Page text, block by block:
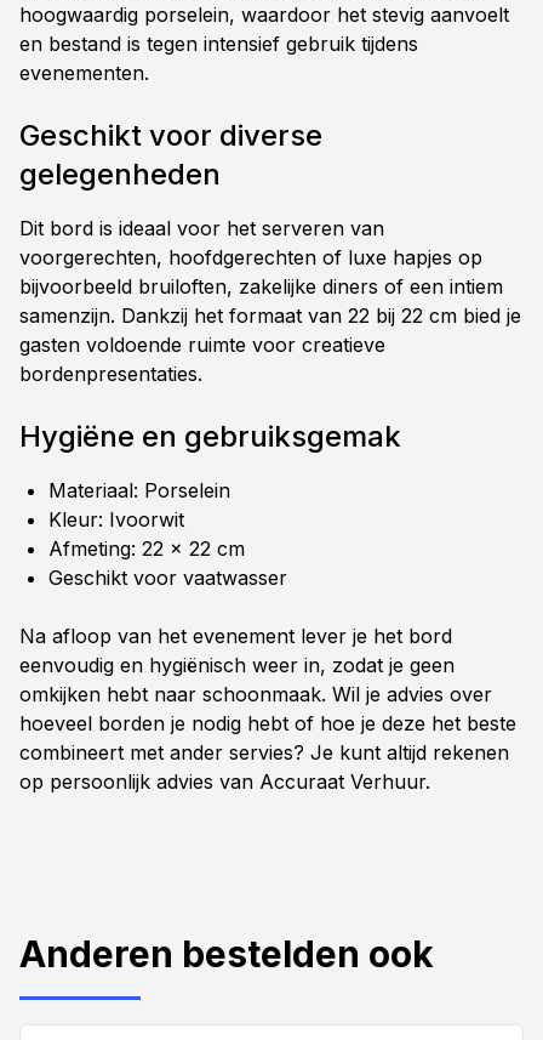
hoogwaardig porselein, waardoor het stevig aanvoelt
en bestand is tegen intensief gebruik tijdens
evenementen.
Geschikt voor diverse
gelegenheden
Dit bord is ideaal voor het serveren van
voorgerechten, hoofdgerechten of luxe hapjes op
bijvoorbeeld bruiloften, zakelijke diners of een intiem
samenzijn. Dankzij het formaat van 22 bij 22 cm bied je
gasten voldoende ruimte voor creatieve
bordenpresentaties.
Hygiëne en gebruiksgemak
Materiaal: Porselein
Kleur: Ivoorwit
Afmeting: 22 x 22 cm
Geschikt voor vaatwasser
Na afloop van het evenement lever je het bord
eenvoudig en hygiënisch weer in, zodat je geen
omkijken hebt naar schoonmaak. Wil je advies over
hoeveel borden je nodig hebt of hoe je deze het beste
combineert met ander servies? Je kunt altijd rekenen
op persoonlijk advies van Accuraat Verhuur.
Anderen bestelden ook